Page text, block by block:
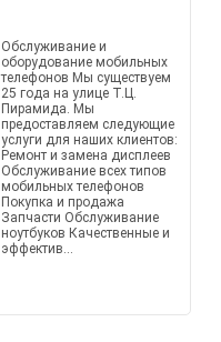
Обслуживание и
оборудование мобильных
телефонов Мы существуем
25 года на улице Т.Ц.
Пирамида. Мы
предоставляем следующие
услуги для наших клиентов:
Ремонт и замена дисплеев
Обслуживание всех типов
мобильных телефонов
Покупка и продажа
Запчасти Обслуживание
ноутбуков Качественные и
эффектив...